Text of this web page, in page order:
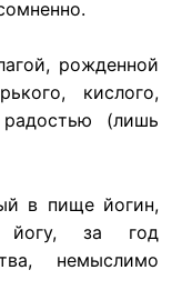
рожденной
кислого,
радостью (лишь
в пище йогин,
йогу, за год
немыслимо